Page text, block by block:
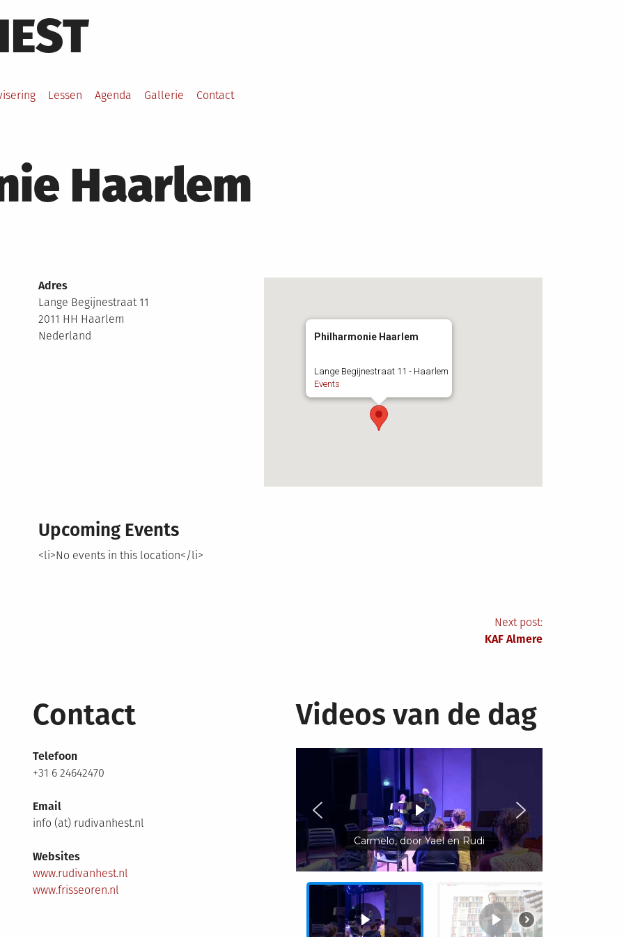
Lessen Agenda Gallerie Contact
Haarlem
Philharmonie Haarlem
Lange Begijnestraat 11 - Haarlem
Events
Adres
Lange Begijnestraat 11
2011 HH Haarlem
Nederland
Upcoming Events
<li>No events in this location</li>
Next post:
KAF Almere
Contact
Telefoon
+31 6 24642470
Email
info (at) rudivanhest.nl
Websites
www.rudivanhest.nl
www.frisseoren.nl
Videos van de dag
Carmelo, door Yaël en Rudi